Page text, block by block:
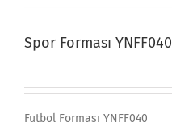
Spor Forması YNFF040
Futbol Forması YNFF040